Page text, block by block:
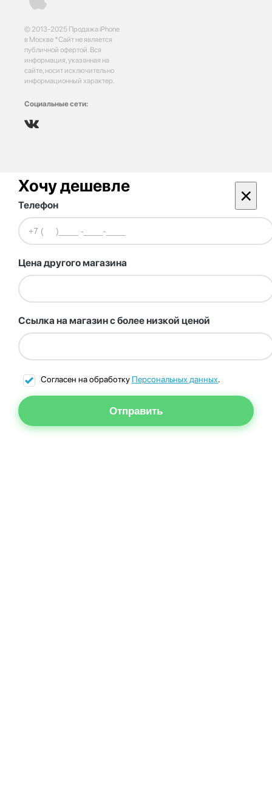
© 2013-2025 Продажа iPhone
в Москве *Сайт не является
публичной офертой. Вся
информация, указанная на
сайте, носит исключительно
информационный характер.
Социальные сети:
Хочу дешевле ×
Телефон
Цена другого магазина
Ссылка на магазин с более низкой ценой
Согласен на обработку Персональных данных.
Отправить